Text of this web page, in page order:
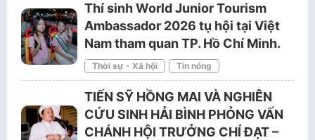
Thí sinh World Junior Tourism
Ambassador 2026 tụ hội tại Việt
Nam tham quan TP. Hồ Chí Minh.
Thời sự - Xã hội Tin nóng
TIẾN SỸ HỒNG MAI VÀ NGHIÊN
CỨU SINH HẢI BÌNH PHỎNG VẤN
CHÁNH HỘI TRƯỞNG CHÍ ĐẠT –